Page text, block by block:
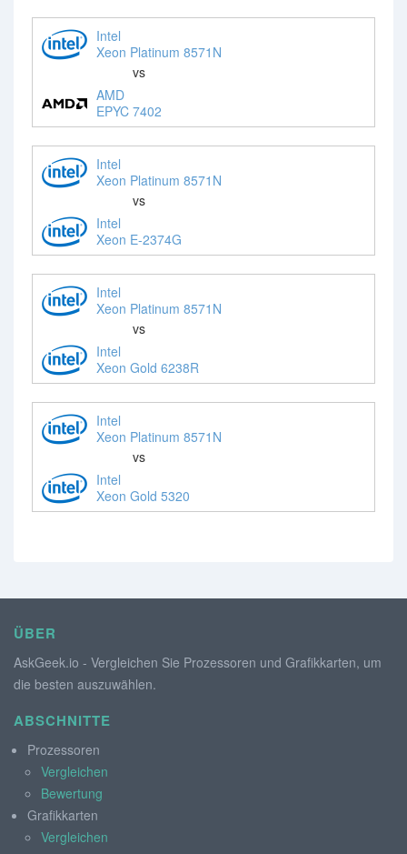
Intel
Xeon Platinum 8571N
vs
AMD
EPYC 7402
Intel
Xeon Platinum 8571N
vs
Intel
Xeon E-2374G
Intel
Xeon Platinum 8571N
vs
Intel
Xeon Gold 6238R
Intel
Xeon Platinum 8571N
vs
Intel
Xeon Gold 5320
ÜBER
AskGeek.io - Vergleichen Sie Prozessoren und Grafikkarten, um
die besten auszuwählen.
ABSCHNITTE
Prozessoren
Vergleichen
Bewertung
Grafikkarten
Vergleichen